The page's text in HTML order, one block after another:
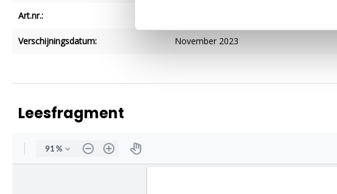
Art.nr.:
Verschijningsdatum: November 2023
Leesfragment